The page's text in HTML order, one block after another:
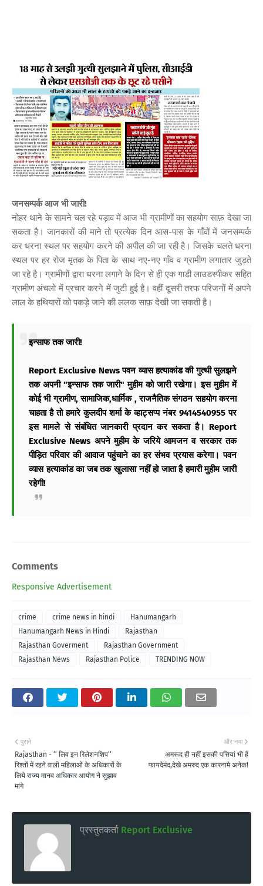
जनसम्पर्क आज भी जारी!
नोहर थाने के सामने चल रहे पड़ाव में आज भी ग्रामीणों का सहयोग साफ़ देखा जा
सकता है। जानकारों की माने तो प्रत्येक दिन आस-पास के गाँवों में जनसम्पर्क
कर धरना स्थल पर सहयोग करने की अपील की जा रही है। जिसके चलते धरना
स्थल पर हर रोज मृतक के पिता के साथ नए-नए गाँव व ग्रामीण लगातार जुड़ते
जा रहे है। ग्रामीणों द्वारा धरना लगाने के दिन से ही एक गाडी लाउडस्पीकर सहित
ग्रामीण अंचलो में प्रचार करने में जुटी हुई है। वहीं दूसरी तरफ परिजनों में अपने
लाल के हथियारों को पकड़े जाने की ललक साफ़ देखी जा सकती है।
इन्साफ तक जारी!
Report Exclusive Newsपवन व्यास हत्याकांड की गुत्थी सुलझने
तक अपनी "इन्साफ तक जारी" मुहीम को जारी रखेगा। इस मुहीम में
कोई भी ग्रामीण, सामाजिक,धार्मिक , राजनैतिक संगठन सहयोग करना
चाहता है तो हमारे कुलदीप शर्मा के व्हाट्सप्प नंबर 9414540955 पर
इस मामले से संबंधित जानकारी प्रदान कर सकता है। Report
Exclusive News अपने मुहीम के जरिये आमजन व सरकार तक
पीड़ित परिवार की आवाज पहुंचाने का हर संभव प्रयास करेगा। पवन
व्यास हत्याकांड का जब तक खुलासा नहीं हो जाता है हमारी मुहीम जारी
रहेगी!
Comments
Responsive Advertisement
crime crime news in hindi
Hanumangarh
Hanumangarh News in Hindi
Rajasthan
Rajasthan Goverment
Rajasthan Government
Rajasthan News
Rajasthan Police TRENDING NOW
और नया
अमरूद ही नहीं इसकी पत्तियां भी हैं
फायदेमंद,देखे अमरुद एक कारनामे अनेक!
पुराने
Rajasthan - ‘‘ लिव इन रिलेशनशिप‘‘
रिश्तों में रहने वाली महिलाओं के अधिकारों के
लिये राज्य मानव अधिकार आयोग ने सुझाव
मांगे
प्रस्तुतकर्ता Report Exclusive